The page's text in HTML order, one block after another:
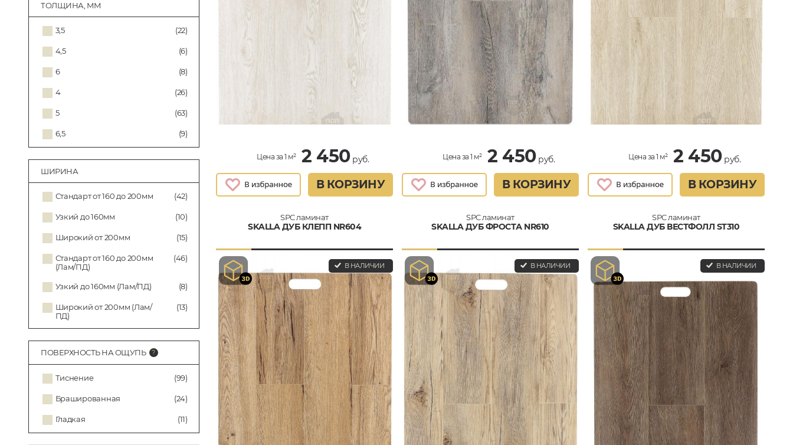
ТОЛЩИНА, ММ
3,5 (22)
4,5 (6)
6 (8)
4 (26)
5 (63)
6,5 (9)
ШИРИНА
Стандарт от 160 до 200мм (42)
Узкий до 160мм (10)
Широкий от 200мм (15)
Стандарт от 160 до 200мм
(Лам/ПД)
(46)
Узкий до 160мм (Лам/ПД) (8)
Широкий от 200мм (Лам/
ПД)
(13)
ПОВЕРХНОСТЬ НА ОЩУПЬ
Тиснение (99)
Брашированная (24)
Гладкая (11)
Цена за 1 м² 2 450руб.
В КОРЗИНУ
Цена за 1 м² 2 450руб.
В КОРЗИНУ
Цена за 1 м² 2 450руб.
В КОРЗИНУ
SPC ламинат
SKALLA ДУБ КЛЕПП NR604
В НАЛИЧИИ
SPC ламинат
SKALLA ДУБ ФРОСТА NR610
В НАЛИЧИИ
SPC ламинат
SKALLA ДУБ ВЕСТФОЛЛ ST310
В НАЛИЧИИ